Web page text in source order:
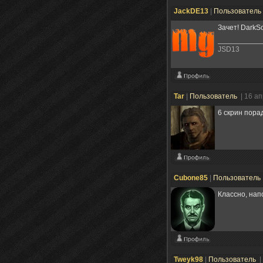
JackDE13
Пользователь
Зачет!
JSD13
Tar Пользователь
| 16
6 скрин
Cubone85 Пользователь
Классно,
Tweyk98 Пользователь